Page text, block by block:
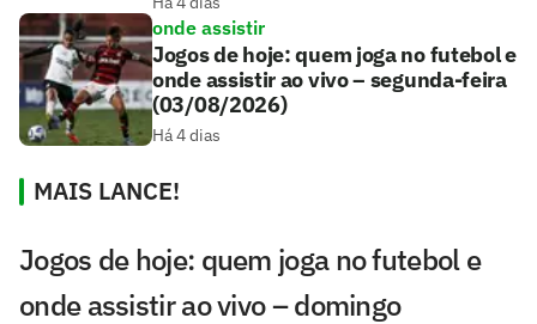
onde assistir
Jogos de hoje: quem joga no futebol e
onde assistir ao vivo – segunda-feira
(03/08/2026)
Há 4 dias
MAIS LANCE!
Jogos de hoje: quem joga no futebol e
onde assistir ao vivo – domingo